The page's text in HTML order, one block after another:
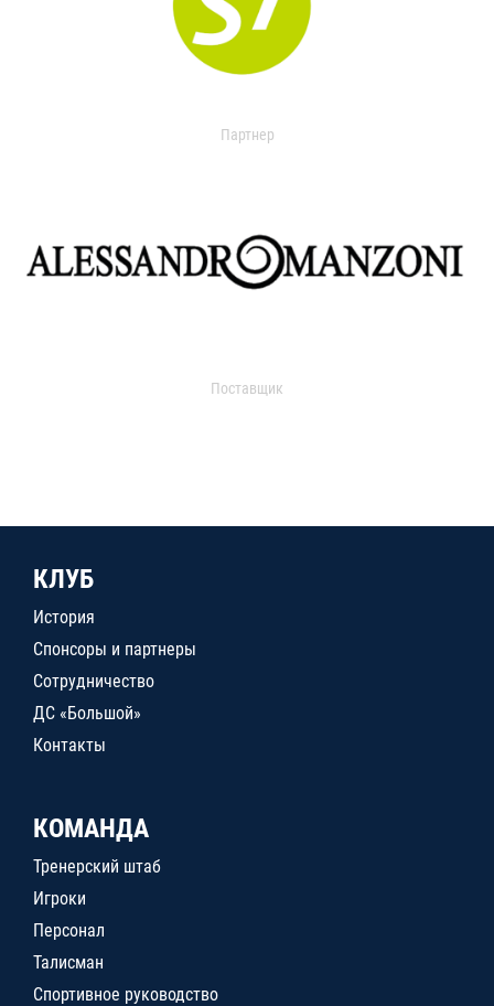
Партнер
Поставщик
КЛУБ
История
Спонсоры и партнеры
Сотрудничество
ДС «Большой»
Контакты
КОМАНДА
Тренерский штаб
Игроки
Персонал
Талисман
Спортивное руководство